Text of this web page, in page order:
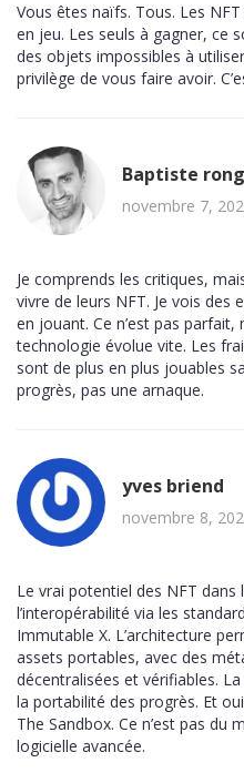
Vous êtes naïfs. Tous. Les
en jeu. Les seuls à gagner, ce
des objets impossibles à
privilège de vous faire avoir.
Baptiste
novembre 7,
Je comprends les critiques,
vivre de leurs NFT. Je vois des
en jouant. Ce n’est pas parfait,
technologie évolue vite. Les
sont de plus en plus jouables
progrès, pas une arnaque.
yves briend
novembre 8,
Le vrai potentiel des NFT dans
l’interopérabilité via les
Immutable X. L’architecture
assets portables, avec des
décentralisées et vérifiables. La
la portabilité des progrès. Et
The Sandbox. Ce n’est pas du
logicielle avancée.